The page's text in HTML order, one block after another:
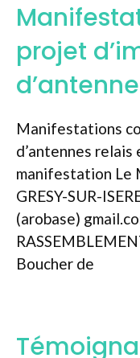
projet
Manifestations
d’antennes relais
manifestation Le
GRESY-SUR-
(arobase)
Boucher de